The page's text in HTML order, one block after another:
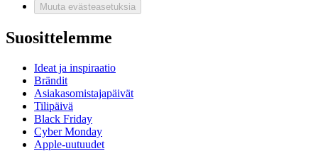
Muuta evästeasetuksia
Suosittelemme
Ideat ja inspiraatio
Brändit
Asiakasomistajapäivät
Tilipäivä
Black Friday
Cyber Monday
Apple-uutuudet